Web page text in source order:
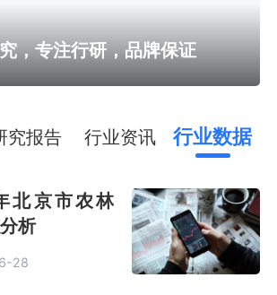
，专注行研，品牌保证
究报告 行业资讯 行业数据
北京市农林
析
28